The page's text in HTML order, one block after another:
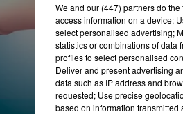
We and our (447) partnersdo the
access information on a device;
select personalised advertising;
statistics or combinations of data
profiles to select personalised
Deliver and present advertising
data such as IP address and
requested; Use precise
based on information transmitted